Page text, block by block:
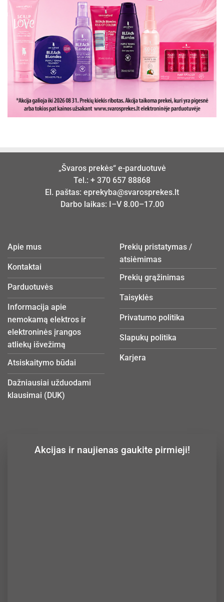
„Švaros prekės“ e-parduotuvė
Tel.: + 370 657 88868
El. paštas: eprekyba@svarosprekes.lt
Darbo laikas: I–V 8.00–17.00
Apie mus
Kontaktai
Parduotuvės
Informacija apie
nemokamą elektros ir
elektroninės įrangos
atliekų išvežimą
Atsiskaitymo būdai
Dažniausiai užduodami
klausimai (DUK)
Prekių pristatymas /
atsiėmimas
Prekių grąžinimas
Taisyklės
Privatumo politika
Slapukų politika
Karjera
Akcijas ir naujienas gaukite pirmieji!